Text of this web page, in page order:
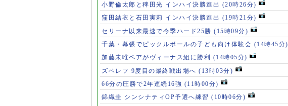
小野倫太郎と稗田光 インハイ決勝進出 (20時26分)
窪田結衣と石田実莉 インハイ決勝進出 (19時21分)
セリーナ以来最速で今季ハード25勝 (15時09分)
千葉・幕張でピックルボールの子ども向け体験会 (14時45分)
加藤未唯ペアがヴィーナス組に勝利 (14時05分)
ズベレフ 9度目の最終戦出場へ (13時03分)
66分の圧勝で2年連続16強 (11時00分)
錦織圭 シンシナティOP予選へ練習 (10時06分)